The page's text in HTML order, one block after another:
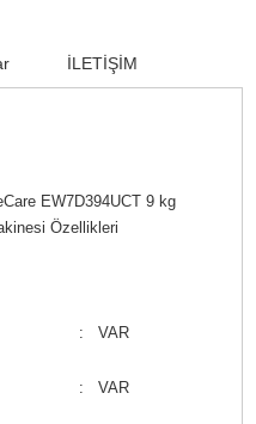
İLETİŞİM
EW7D394UCT 9 kg
Özellikleri
: VAR
: VAR